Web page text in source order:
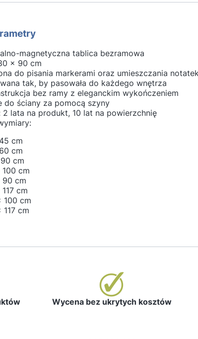
magnetyczna tablica bezramowa
x 90 cm
do pisania markerami oraz umieszczania
tak, by pasowała do każdego wnętrza
bez ramy z eleganckim wykończeniem
do ściany za pomocą szyny
2 lata na produkt, 10 lat na powierzchnię
cm
cm
cm
cm
90 cm
cm
100 cm
cm
Wycena bez ukrytych kosztów